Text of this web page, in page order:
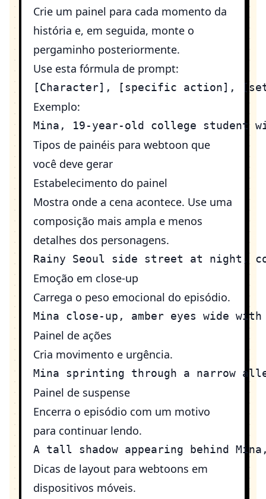
Crie um painel para cada momento da
história e, em seguida, monte o
pergaminho posteriormente.
Use esta fórmula de prompt:
Exemplo:
Tipos de painéis para webtoon que
você deve gerar
Estabelecimento do painel
Mostra onde a cena acontece. Use uma
composição mais ampla e menos
detalhes dos personagens.
Emoção em close-up
Carrega o peso emocional do episódio.
Painel de ações
Cria movimento e urgência.
Painel de suspense
Encerra o episódio com um motivo
para continuar lendo.
Dicas de layout para webtoons em
dispositivos móveis.